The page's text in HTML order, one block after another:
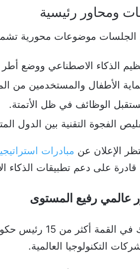
ومحاور رئيسية
الجلسات موضوعات محورية
الذكاء الاصطناعي ووضع
الأطفال والمستخدمين من
الوظائف في ظل الأتمتة.
الفجوة التقنية بين الدول
الإعلان عن مبادرات
قادرة على دعم تطبيقات
عالمي رفيع المستوى
التكنولوجيا العالمية.